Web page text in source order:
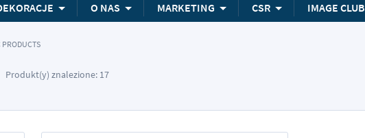
O NAS MARKETING CSR IMAGE CLUB
PRODUCTS
Produkt(y) znalezione: 17